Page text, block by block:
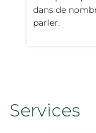
dans de
parler.
Services